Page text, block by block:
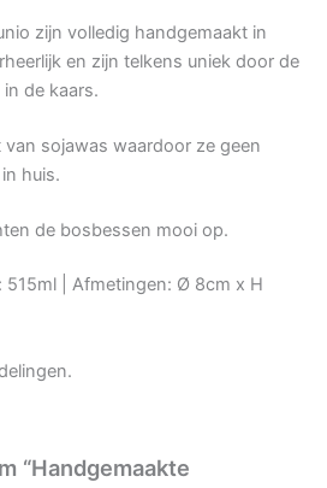
zijn volledig handgemaakt in
en zijn telkens uniek door de
de kaars.
sojawas waardoor ze geen
huis.
de bosbessen mooi op.
515ml | Afmetingen: Ø 8cm x H
“Handgemaakte